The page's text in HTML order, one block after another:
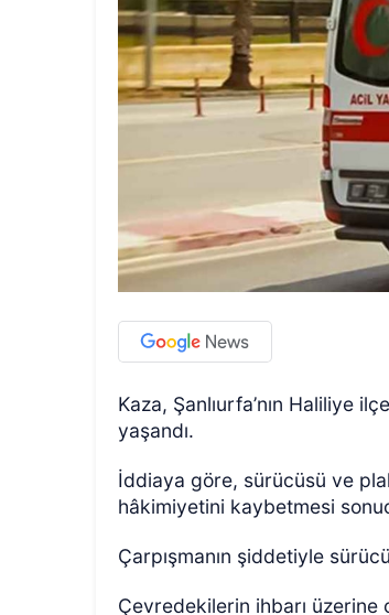
Kaza, Şanlıurfa’nın Haliliye
yaşandı.
İddiaya göre, sürücüsü ve
hâkimiyetini kaybetmesi
Çarpışmanın şiddetiyle
Çevredekilerin ihbarı